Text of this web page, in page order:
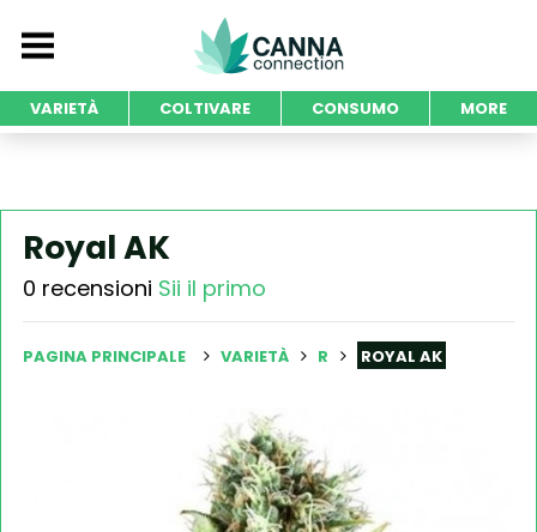
VARIETÀ COLTIVARE CONSUMO MORE
Royal AK
0 recensioni Sii il primo
PAGINA PRINCIPALE VARIETÀ R ROYAL AK